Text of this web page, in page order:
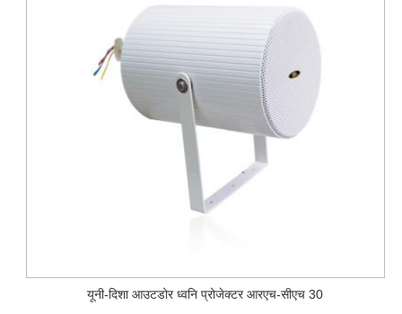
यूनी-दिशा आउटडोर ध्वनि प्रोजेक्टर आरएच-सीएच 30